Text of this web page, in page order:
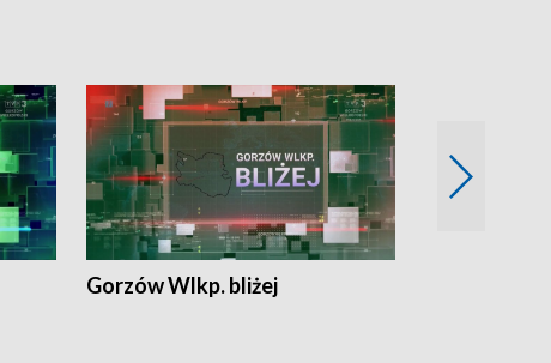
Gorzów Wlkp. bliżej